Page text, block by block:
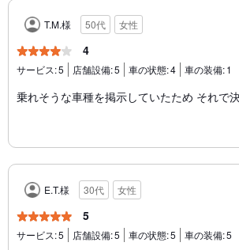
T.M.様 50代 女性
4
サービス:5 店舗設備:5 車の状態:4 車の装備:1
乗れそうな車種を掲示していたため それで
E.T.様 30代 女性
5
サービス:5 店舗設備:5 車の状態:5 車の装備:5